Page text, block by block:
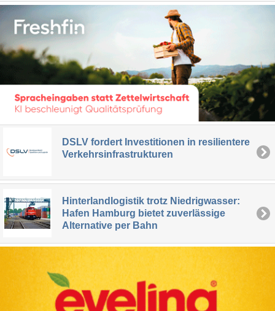
DSLV fordert Investitionen in resilientere
Verkehrsinfrastrukturen
Hinterlandlogistik trotz Niedrigwasser:
Hafen Hamburg bietet zuverlässige
Alternative per Bahn